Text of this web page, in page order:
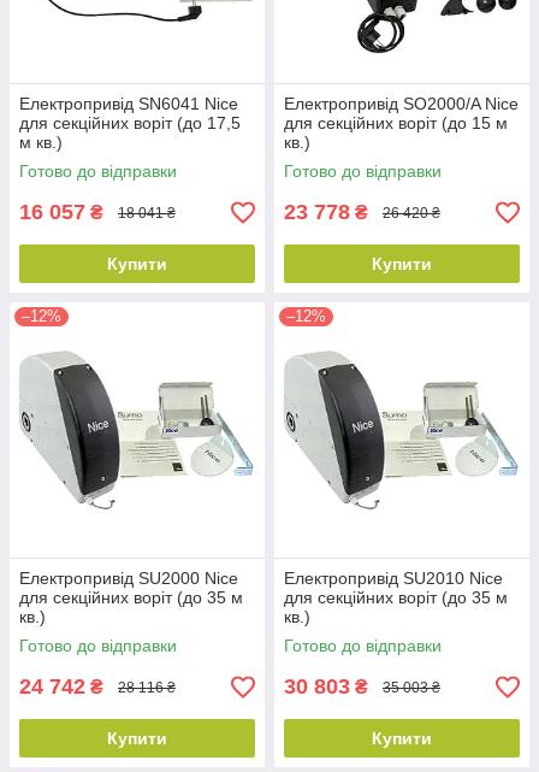
Електропривід SN6041 Nice
для секційних воріт (до 17,5
м кв.)
Готово до відправки
16 057 ₴ 18 041 ₴
Купити
Електропривід SO2000/A Nice
для секційних воріт (до 15 м
кв.)
Готово до відправки
23 778 ₴ 26 420 ₴
Купити
–12%
Електропривід SU2000 Nice
для секційних воріт (до 35 м
кв.)
Готово до відправки
24 742 ₴ 28 116 ₴
Купити
–12%
Електропривід SU2010 Nice
для секційних воріт (до 35 м
кв.)
Готово до відправки
30 803 ₴ 35 003 ₴
Купити